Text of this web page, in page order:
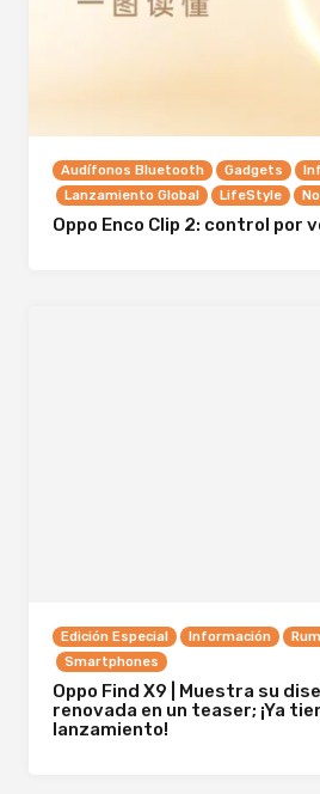
Audífonos Bluetooth Gadgets
Lanzamiento Global
LifeStyle
Oppo Enco Clip 2: control por
Edición Especial Información
Smartphones
Oppo Find X9 | Muestra su
renovada en un teaser; ¡Ya
lanzamiento!